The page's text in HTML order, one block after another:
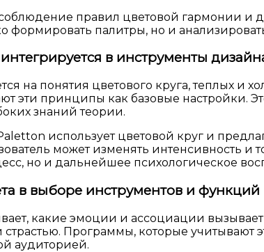
правил цветовой гармонии и
формировать палитры, но и
в инструменты
на понятия цветового круга, теплых
эти принципы как базовые настройки.
знаний теории.
использует цветовой круг и
может изменять интенсивность и
но и дальнейшее психологическое
в выборе инструментов и
какие эмоции и ассоциации
Программы, которые
аудиторией.